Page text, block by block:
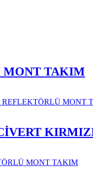
MONT TAKIM